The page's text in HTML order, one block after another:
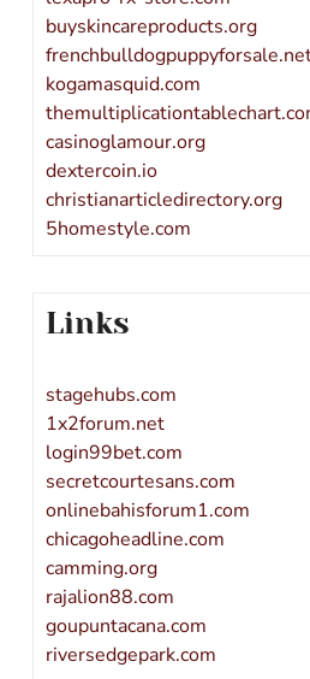
buyskincareproducts.org
kogamasquid.com
casinoglamour.org
dextercoin.io
christianarticledirectory.org
5homestyle.com
Links
stagehubs.com
1x2forum.net
login99bet.com
secretcourtesans.com
onlinebahisforum1.com
chicagoheadline.com
camming.org
rajalion88.com
goupuntacana.com
riversedgepark.com